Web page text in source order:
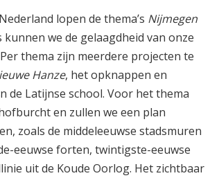
lopen de thema’s Nijmegen
kunnen we de gelaagdheid van onze
thema zijn meerdere projecten te
Hanze, het opknappen en
de Latijnse school. Voor het thema
en zullen we een plan
zoals de middeleeuwse stadsmuren
eeuwse forten, twintigste-eeuwse
uit de Koude Oorlog. Het zichtbaar